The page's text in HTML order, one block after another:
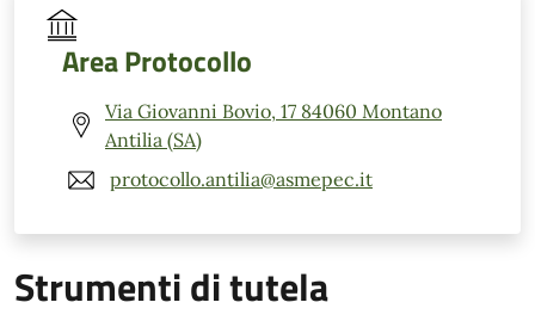
Area Protocollo
Via Giovanni Bovio, 17 84060 Montano
Antilia (SA)
protocollo.antilia@asmepec.it
Strumenti di tutela